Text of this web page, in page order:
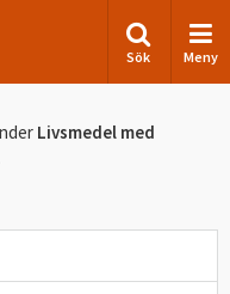
Sök Meny
Livsmedel med